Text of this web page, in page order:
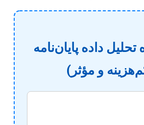
داده پایان‌نامه
و مؤثر)